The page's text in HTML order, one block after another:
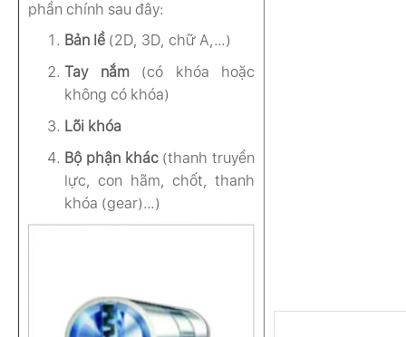
phần chính sau đây:
Bản lề (2D, 3D, chữ A,…)
Tay nắm(có khóa hoặc
không có khóa)
Lõi khóa
Bộ phận khác (thanh truyền
lực, con hãm, chốt, thanh
khóa (gear)…)